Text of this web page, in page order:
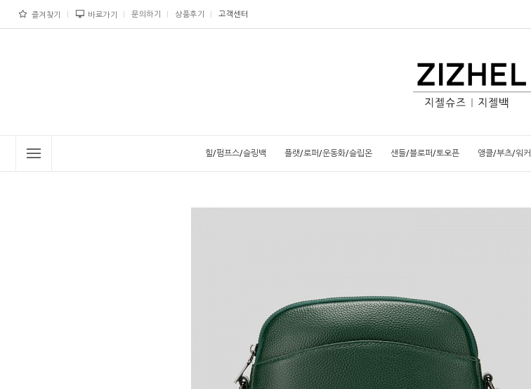
즐겨찾기 바로가기 문의하기 상품후기 고객센터
힐/펌프스/슬링백 플랫/로퍼/운동화/슬립온 샌들/블로퍼/토오픈 앵클/부츠/워커